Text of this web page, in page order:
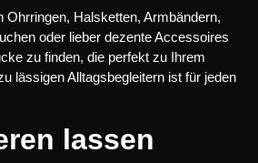
Halsketten, Armbändern,
oder lieber dezente Accessoires
zu finden, die perfekt zu Ihrem
lässigen Alltagsbegleitern ist für jeden
lassen